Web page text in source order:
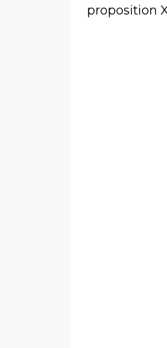
proposition